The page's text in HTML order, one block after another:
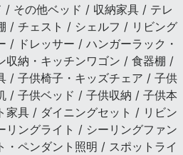
/ その他ベッド / 収納家具 / テレ
/ チェスト / シェルフ / リビング
/ ドレッサー / ハンガーラック・
収納・キッチンワゴン / 食器棚 /
/ 子供椅子・キッズチェア / 子供
/ 子供ベッド / 子供収納 / 子供本
家具 / ダイニングセット / リビン
ングライト / シーリングファン
・ペンダント照明 / スポットライ